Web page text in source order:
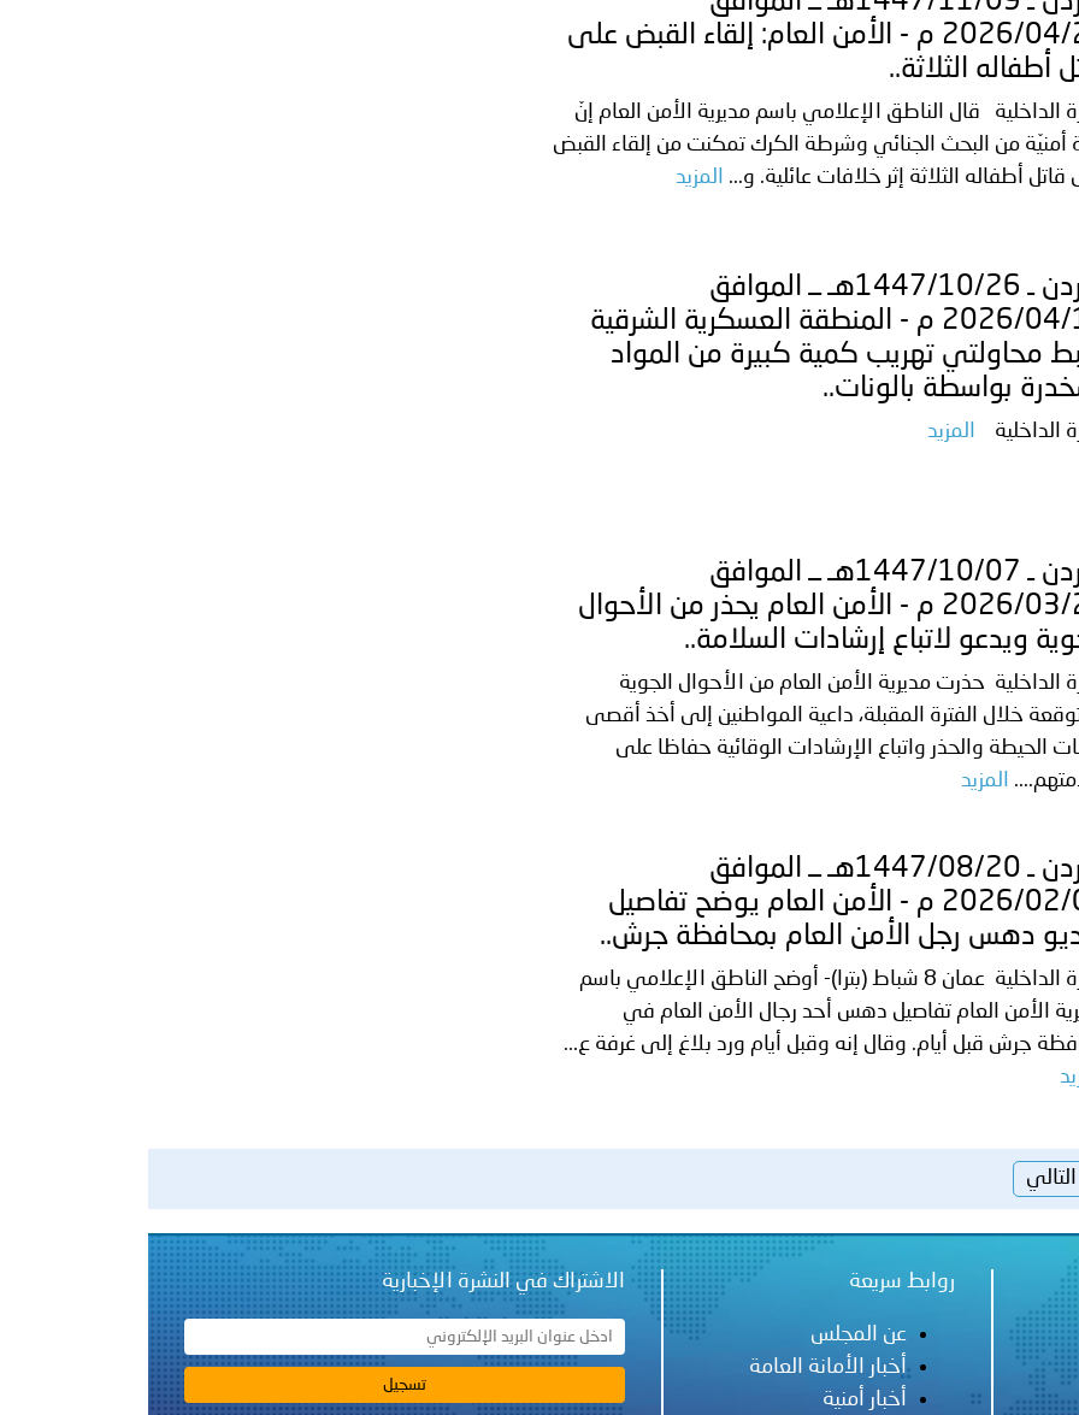
2026/04/26 م - الأمن العام: إلقاء القبض على
أطفاله الثلاثة..
الداخلية قال الناطق الإعلامي باسم مديرية الأمن العام إنّ
أمنيّة من البحث الجنائي وشرطة الكرك تمكنت من إلقاء القبض
أطفاله الثلاثة إثر خلافات عائلية. و...
المزيد
الأردن ـ 1447/10/26هـ ــ الموافق
2026/04/14 م - المنطقة العسكرية الشرقية
محاولتي تهريب كمية كبيرة من المواد
بواسطة بالونات..
الداخلية المزيد
الأردن ـ 1447/10/07هـ ــ الموافق
2026/03/26 م - الأمن العام يحذر من الأحوال
ويدعو لاتباع إرشادات السلامة..
الداخلية حذرت مديرية الأمن العام من الأحوال الجوية
خلال الفترة المقبلة، داعية المواطنين إلى أخذ أقصى
الحيطة والحذر واتباع الإرشادات الوقائية حفاظا على
المزيد
الأردن ـ 1447/08/20هـ ــ الموافق
2026/02/08 م - الأمن العام يوضح تفاصيل
دهس رجل الأمن العام بمحافظة جرش..
وزارة الداخلية عمان 8 شباط (بترا)- أوضح الناطق الإعلامي باسم
الأمن العام تفاصيل دهس أحد رجال الأمن العام في
جرش قبل أيام. وقال إنه وقبل أيام ورد بلاغ إلى غرفة ع...
التالي
روابط سريعة
عن المجلس
أخبار الأمانة العامة
أخبار أمنية
الاشتراك في النشرة الإخبارية